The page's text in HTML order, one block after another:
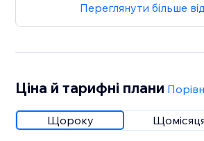
Переглянути більше
Ціна й тарифні плани
Щороку